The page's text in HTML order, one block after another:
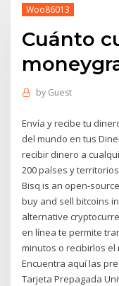
Woo86013
Cuánto
by Guest
Envía y recibe tu
del mundo en tus
recibir dinero a
200 países y
Bisq is an open-
buy and sell bitcoins
alternative
en línea te permite
minutos o recibirlos
Encuentra aquí las
Tarjeta Prepagada